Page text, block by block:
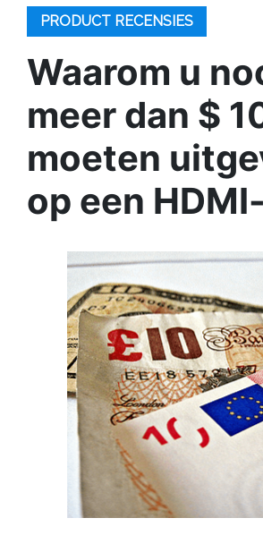
PRODUCT RECENSIES
Waarom u
meer dan $
moeten
op een